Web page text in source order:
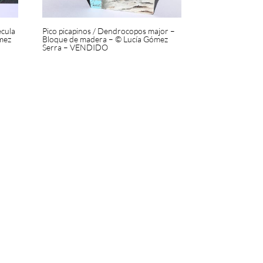
Pico picapinos / Dendrocopos major –
Bloque de madera – © Lucía Gómez
Serra – VENDIDO